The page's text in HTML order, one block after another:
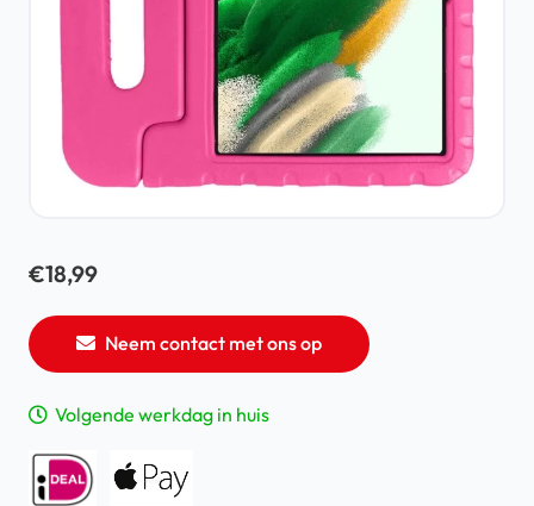
€18,99
Neem contact met ons op
Volgende werkdag in huis